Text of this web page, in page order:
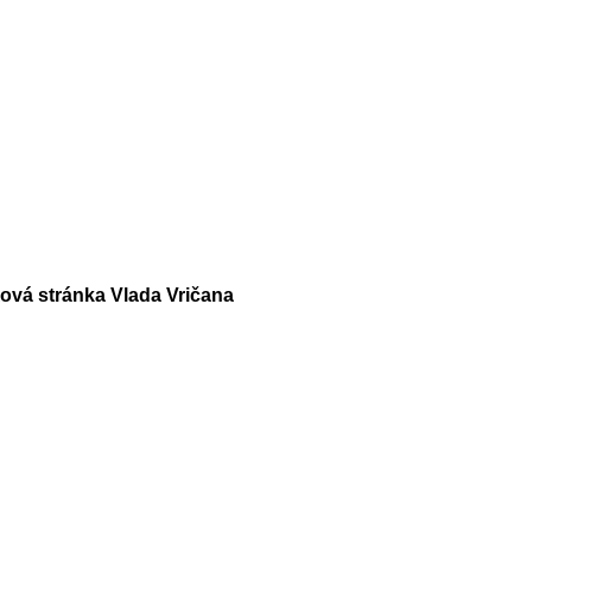
stránka Vlada Vričana